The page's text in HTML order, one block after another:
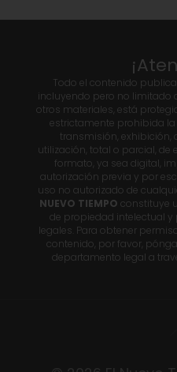
Todo el contenido
incluyendo pero no limitado
otros materiales, está
estrictamente prohibida
transmisión, exhibición,
utilización, total o parcial,
formato, ya sea digital,
autorización previa y por
uso no autorizado de
NUEVO TIEMPO constituye
de propiedad intelectual y
legales. Para obtener
contenido, por favor,
departamento legal a